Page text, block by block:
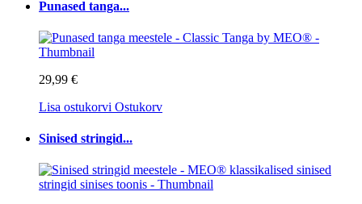
Punased tanga...
29,99 €
Lisa ostukorvi Ostukorv
Sinised stringid...